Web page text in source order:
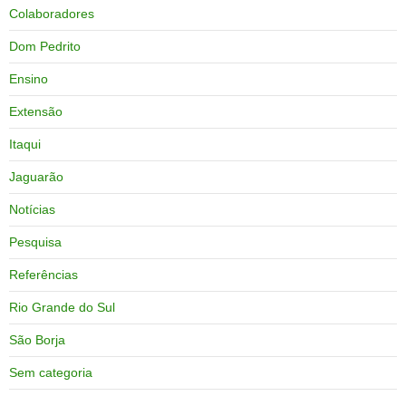
Colaboradores
Dom Pedrito
Ensino
Extensão
Itaqui
Jaguarão
Notícias
Pesquisa
Referências
Rio Grande do Sul
São Borja
Sem categoria